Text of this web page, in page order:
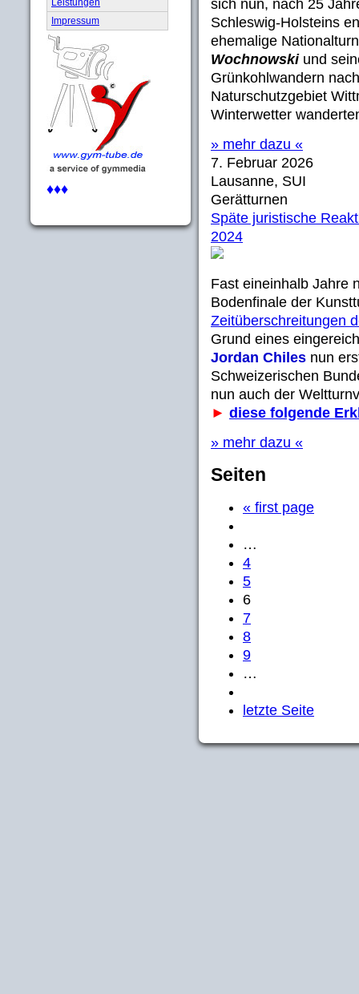
Leistungen
Impressum
♦♦♦
sich nun, nach 25
Schleswig-Holsteins
ehemalige
Wochnowski und
Grünkohlwandern
Naturschutzgebiet
Winterwetter
» mehr dazu «
7. Februar 2026
Lausanne, SUI
Gerätturnen
Späte juristische
2024
Fast eineinhalb Jahre
Bodenfinale der
Zeitüberschreitungen
Grund eines
Jordan Chiles nun
Schweizerischen
nun auch der
► diese folgende
» mehr dazu «
Seiten
« first page
…
4
5
6
7
8
9
…
letzte Seite